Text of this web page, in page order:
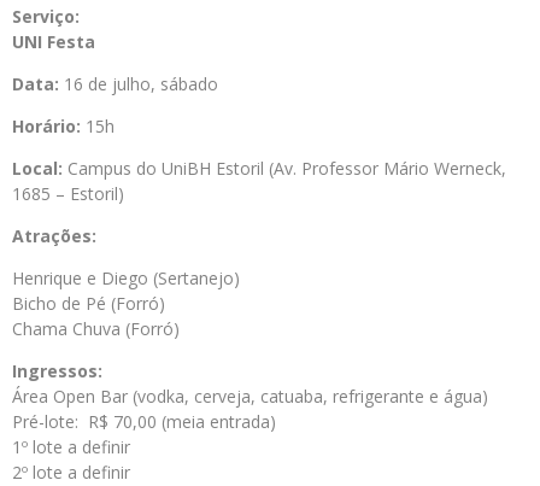
Serviço:
UNI Festa
Data: 16 de julho, sábado
Horário: 15h
Local: Campus do UniBH Estoril (Av. Professor Mário Werneck,
1685 – Estoril)
Atrações:
Henrique e Diego (Sertanejo)
Bicho de Pé (Forró)
Chama Chuva (Forró)
Ingressos:
Área Open Bar (vodka, cerveja, catuaba, refrigerante e água)
Pré-lote: R$ 70,00 (meia entrada)
1º lote a definir
2º lote a definir